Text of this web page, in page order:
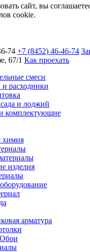
сайт, вы
cookie.
74 +7 (8452) 46-46-74
67/1 Как проехать
смеси
расходники
и лоджий
комплектующие
химия
изделия
арматура